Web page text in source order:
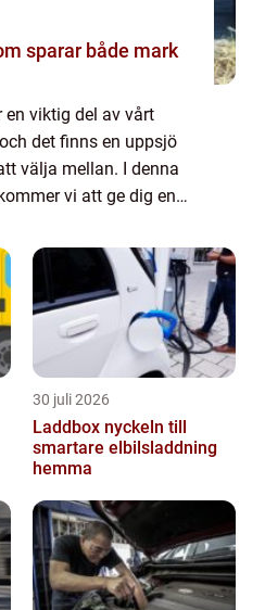
sparar både mark
viktig del av vårt
det finns en uppsjö
välja mellan. I denna
vi att ge dig en
egenskaper, di...
30 juli 2026
Laddbox nyckeln till
smartare elbilsladdning
hemma